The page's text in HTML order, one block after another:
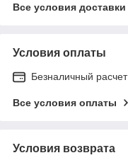
Все условия доставки
Условия оплаты
Безналичный расчет
Все условия оплаты
Условия возврата